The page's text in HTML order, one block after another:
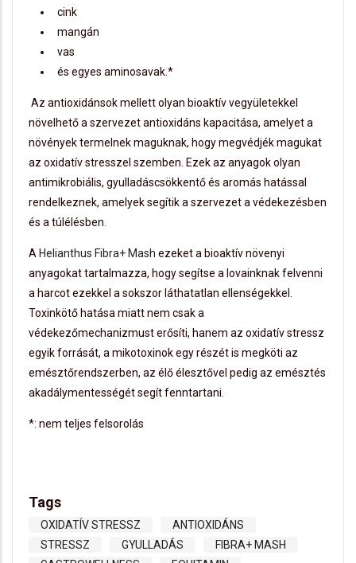
cink
mangán
vas
és egyes aminosavak.*
Az antioxidánsok mellett olyan bioaktív vegyületekkel
növelhető a szervezet antioxidáns kapacitása, amelyet a
növények termelnek maguknak, hogy megvédjék magukat
az oxidatív stresszel szemben. Ezek az anyagok olyan
antimikrobiális, gyulladáscsökkentő és aromás hatással
rendelkeznek, amelyek segítik a szervezet a védekezésben
és a túlélésben.
A Helianthus Fibra+ Mash ezeket a bioaktív növenyi
anyagokat tartalmazza, hogy segítse a lovainknak felvenni
a harcot ezekkel a sokszor láthatatlan ellenségekkel.
Toxinkötő hatása miatt nem csak a
védekezőmechanizmust erősíti, hanem az oxidatív stressz
egyik forrását, a mikotoxinok egy részét is megköti az
emésztőrendszerben, az élő élesztővel pedig az emésztés
akadálymentességét segít fenntartani.
*: nem teljes felsorolás
Tags
OXIDATÍV STRESSZ
ANTIOXIDÁNS
STRESSZ
GYULLADÁS
FIBRA+ MASH